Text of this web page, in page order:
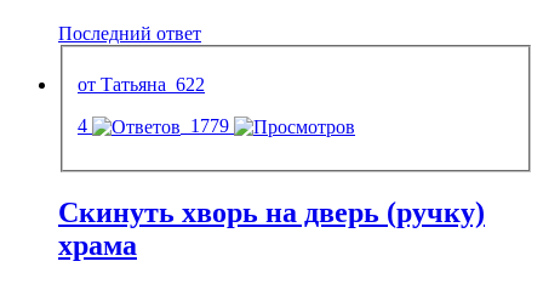
Последний ответ
от Татьяна_622
4
1779
Скинуть хворь на дверь (ручку)
храма